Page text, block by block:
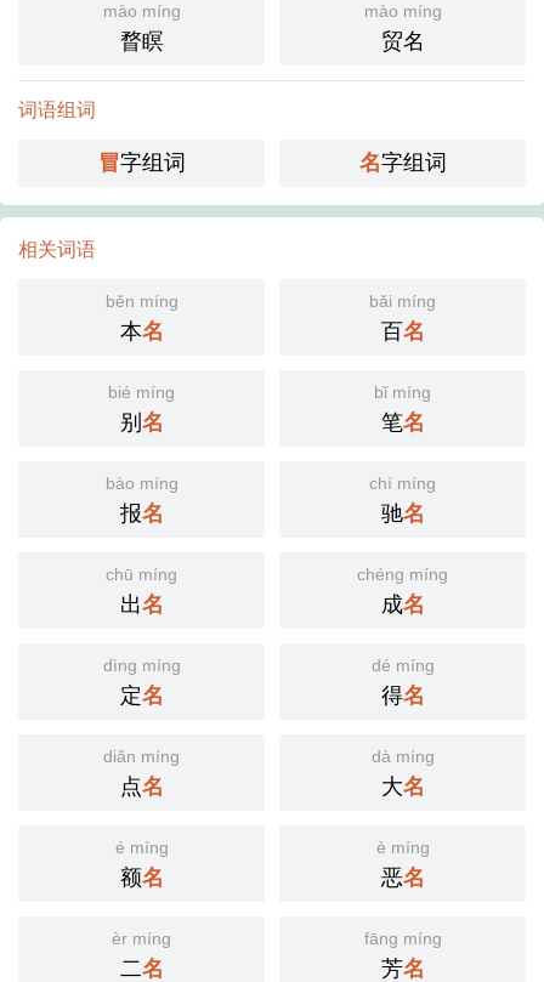
mào míng
瞀瞑
mào míng
贸名
词语组词
冒字组词 名字组词
相关词语
běn míng
本名
bǎi míng
百名
bié míng
别 名
bǐ míng
笔名
bào míng
报名
chí míng
驰名
chū míng
出名
chéng míng
成名
dìng míng
定名
dé míng
得名
diǎn míng
点名
dà míng
大名
é míng
额名
è míng
恶名
èr míng
二名
fāng míng
芳名